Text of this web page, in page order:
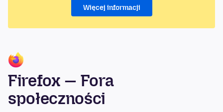
Więcej informacji
Firefox — Fora
społeczności